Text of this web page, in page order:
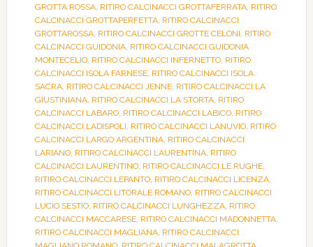
GROTTA ROSSA, RITIRO CALCINACCI GROTTAFERRATA, RITIRO
CALCINACCI GROTTAPERFETTA, RITIRO CALCINACCI
GROTTAROSSA, RITIRO CALCINACCI GROTTE CELONI, RITIRO
CALCINACCI GUIDONIA, RITIRO CALCINACCI GUIDONIA
MONTECELIO, RITIRO CALCINACCI INFERNETTO, RITIRO
CALCINACCI ISOLA FARNESE, RITIRO CALCINACCI ISOLA
SACRA, RITIRO CALCINACCI JENNE, RITIRO CALCINACCI LA
GIUSTINIANA, RITIRO CALCINACCI LA STORTA, RITIRO
CALCINACCI LABARO, RITIRO CALCINACCI LABICO, RITIRO
CALCINACCI LADISPOLI, RITIRO CALCINACCI LANUVIO, RITIRO
CALCINACCI LARGO ARGENTINA, RITIRO CALCINACCI
LARIANO, RITIRO CALCINACCI LAURENTINA, RITIRO
CALCINACCI LAURENTINO, RITIRO CALCINACCI LE RUGHE,
RITIRO CALCINACCI LEPANTO, RITIRO CALCINACCI LICENZA,
RITIRO CALCINACCI LITORALE ROMANO, RITIRO CALCINACCI
LUCIO SESTIO, RITIRO CALCINACCI LUNGHEZZA, RITIRO
CALCINACCI MACCARESE, RITIRO CALCINACCI MADONNETTA,
RITIRO CALCINACCI MAGLIANA, RITIRO CALCINACCI